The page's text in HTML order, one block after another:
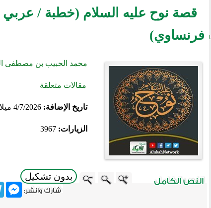
قصة نوح عليه السلام (خطبة / عربي
فرنساوي)
محمد الحبيب بن مصطفى
مقالات متعلقة
تاريخ الإضافة:4/7/2026 ميلادي - 18/1/1448 هجري
الزيارات:3967
بدون تشكيل